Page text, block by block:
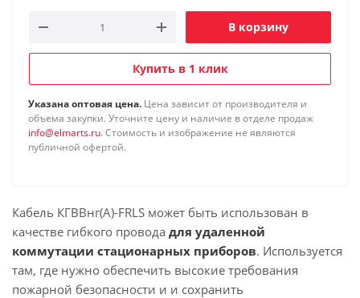
В корзину
Купить в 1 клик
Указана оптовая цена. Цена зависит от производителя и
объема закупки. Уточните цену и наличие в отделе продаж
info@elmarts.ru. Стоимость и изображение не являются
публичной офертой.
Кабель КГВВнг(А)-FRLS может быть использован в
качестве гибкого провода для удаленной
коммутации стационарных приборов. Используется
там, где нужно обеспечить высокие требования
пожарной безопасности и и сохранить